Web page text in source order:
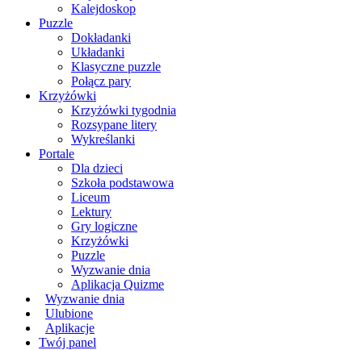
Kalejdoskop
Puzzle
Dokładanki
Układanki
Klasyczne puzzle
Połącz pary
Krzyżówki
Krzyżówki tygodnia
Rozsypane litery
Wykreślanki
Portale
Dla dzieci
Szkoła podstawowa
Liceum
Lektury
Gry logiczne
Krzyżówki
Puzzle
Wyzwanie dnia
Aplikacja Quizme
Wyzwanie dnia
Ulubione
Aplikacje
Twój panel